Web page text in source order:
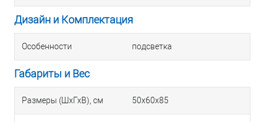
Дизайн и Комплектация
Особенности подсветка
Габариты и Вес
Размеры (ШхГхВ), см 50x60x85